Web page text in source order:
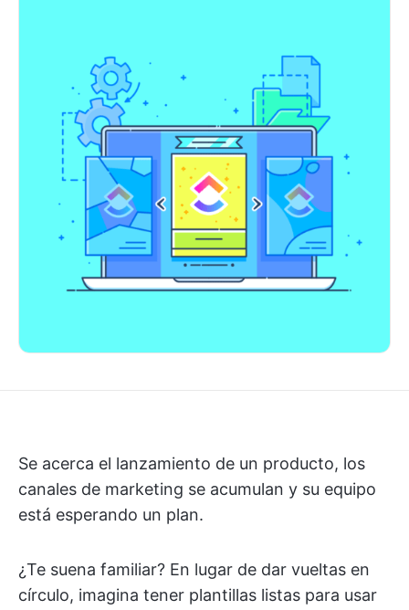
Se acerca el lanzamiento de un producto, los
canales de marketing se acumulan y su equipo
está esperando un plan.
¿Te suena familiar? En lugar de dar vueltas en
círculo, imagina tener plantillas listas para usar